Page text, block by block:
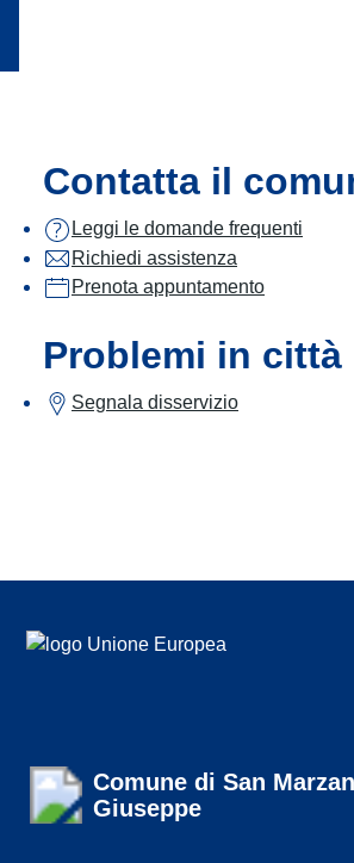
Contatta il
Leggi le domande frequenti
Richiedi assistenza
Prenota appuntamento
Problemi in città
Segnala disservizio
Comune di San
Giuseppe